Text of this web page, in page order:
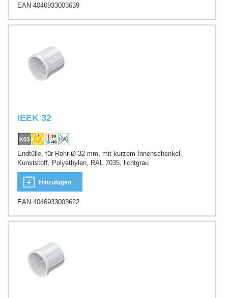
EAN 4046933003639
IEEK 32
Endtülle, für Rohr-Ø 32 mm, mit kurzem Innenschenkel,
Kunststoff, Polyethylen, RAL 7035, lichtgrau
Hinzufügen
EAN 4046933003622